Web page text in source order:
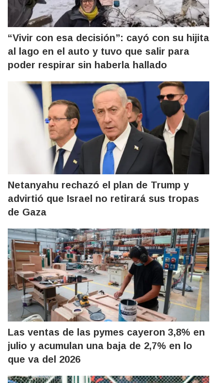
“Vivir con esa decisión”: cayó con su hijita
al lago en el auto y tuvo que salir para
poder respirar sin haberla hallado
Netanyahu rechazó el plan de Trump y
advirtió que Israel no retirará sus tropas
de Gaza
Las ventas de las pymes cayeron 3,8% en
julio y acumulan una baja de 2,7% en lo
que va del 2026